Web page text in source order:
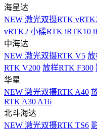
海星达
NEW 激光双摄RTK
vRTK2 小碟RTK iRTK10
中海达
NEW 激光双摄RTK V5 放
RTK V200 放样RTK F300
华星
NEW 激光双摄RTK A40
RTK A30 A16
北斗海达
NEW 激光双摄RTK TS6